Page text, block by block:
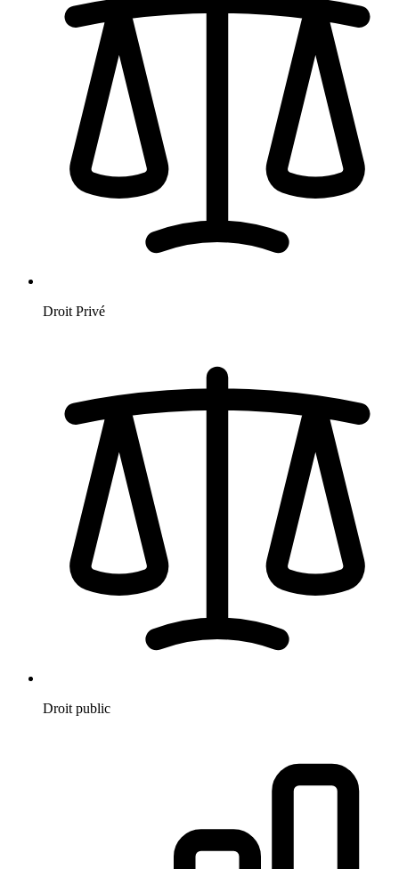
Droit Privé
Droit public